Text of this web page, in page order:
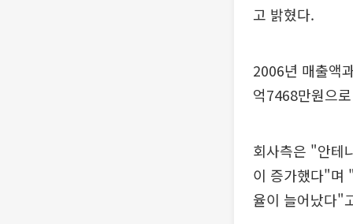
고 밝혔다.
2006년 매출액
억7468만원으
회사측은 "안테
이 증가했다"며
율이 늘어났다"